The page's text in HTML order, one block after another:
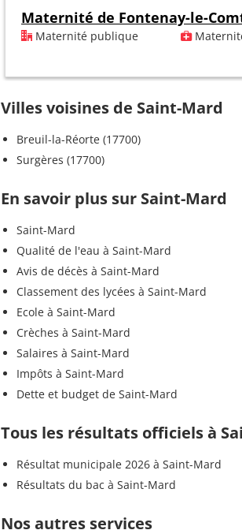
Maternité de Fontenay-le-
Maternité publique
Villes voisines de Saint-Mard
Breuil-la-Réorte (17700)
Surgères (17700)
En savoir plus sur Saint-Mard
Saint-Mard
Qualité de l'eau à Saint-Mard
Avis de décès à Saint-Mard
Classement des lycées à Saint-Mard
Ecole à Saint-Mard
Crèches à Saint-Mard
Salaires à Saint-Mard
Impôts à Saint-Mard
Dette et budget de Saint-Mard
Tous les résultats officiels à
Résultat municipale 2026 à Saint-Mard
Résultats du bac à Saint-Mard
Nos autres services